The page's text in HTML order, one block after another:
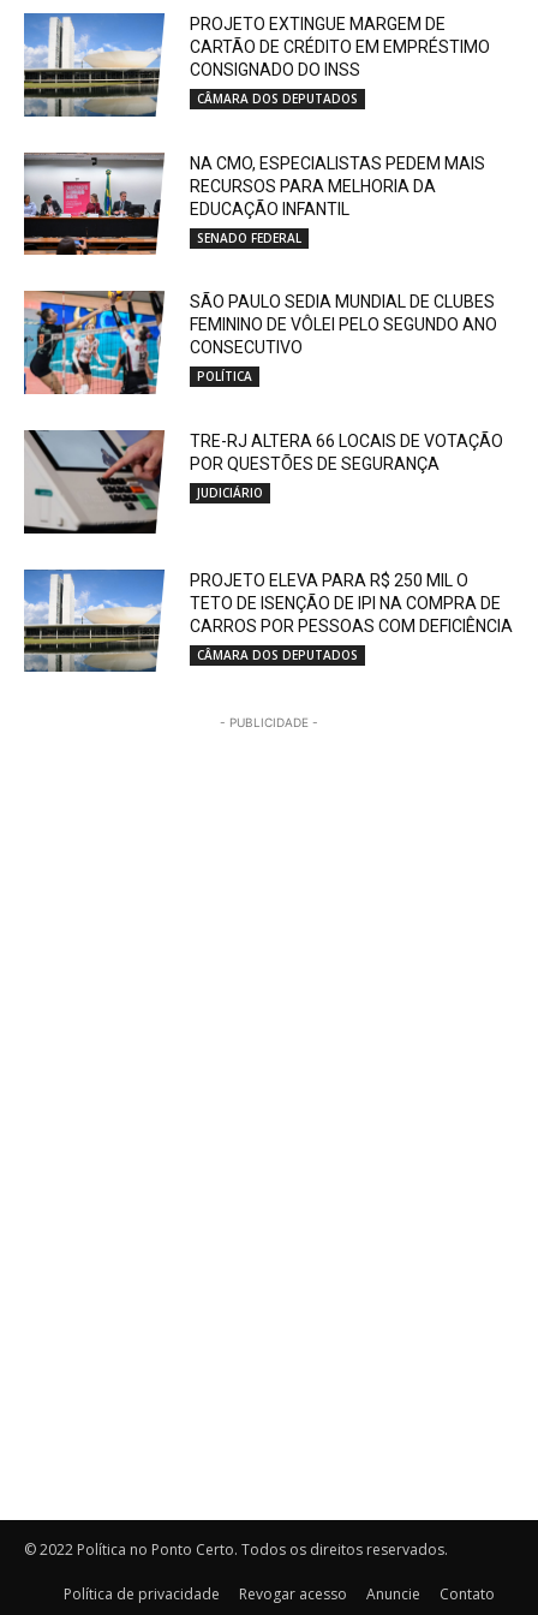
PROJETO EXTINGUE MARGEM DE
CARTÃO DE CRÉDITO EM EMPRÉSTIMO
CONSIGNADO DO INSS
CÂMARA DOS DEPUTADOS
NA CMO, ESPECIALISTAS PEDEM MAIS
RECURSOS PARA MELHORIA DA
EDUCAÇÃO INFANTIL
SENADO FEDERAL
SÃO PAULO SEDIA MUNDIAL DE CLUBES
FEMININO DE VÔLEI PELO SEGUNDO ANO
CONSECUTIVO
POLÍTICA
TRE-RJ ALTERA 66 LOCAIS DE VOTAÇÃO
POR QUESTÕES DE SEGURANÇA
JUDICIÁRIO
PROJETO ELEVA PARA R$ 250 MIL O
TETO DE ISENÇÃO DE IPI NA COMPRA DE
CARROS POR PESSOAS COM DEFICIÊNCIA
CÂMARA DOS DEPUTADOS
- PUBLICIDADE -
© 2022 Política no Ponto Certo. Todos os direitos reservados.
Política de privacidade Revogar acesso Anuncie Contato